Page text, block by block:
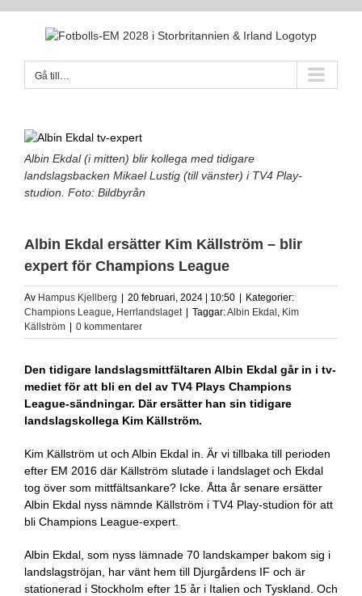
Gå till…
Albin Ekdal (i mitten) blir kollega med tidigare
landslagsbacken Mikael Lustig (till vänster) i TV4 Play-
studion. Foto: Bildbyrån
Albin Ekdal ersätter Kim Källström – blir
expert för Champions League
Av Hampus Kjellberg 20 februari, 2024 | 10:50
Kategorier:
Champions League, Herrlandslaget Taggar:Albin Ekdal , Kim
Källström
0 kommentarer
Den tidigare landslagsmittfältaren Albin Ekdal går in i tv-
mediet för att bli en del av TV4 Plays Champions
League-sändningar. Där ersätter han sin tidigare
landslagskollega Kim Källström.
Kim Källström ut och Albin Ekdal in. Är vi tillbaka till perioden
efter EM 2016 där Källström slutade i landslaget och Ekdal
tog över som mittfältsankare? Icke. Åtta år senare ersätter
Albin Ekdal nyss nämnde Källström i TV4 Play-studion för att
bli Champions League-expert.
Albin Ekdal, som nyss lämnade 70 landskamper bakom sig i
landslagströjan, har vänt hem till Djurgårdens IF och är
stationerad i Stockholm efter 15 år i Italien och Tyskland. Och